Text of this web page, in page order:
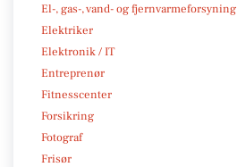
El-, gas-, vand- og fjernvarmeforsyning
Elektriker
Elektronik / IT
Entreprenør
Fitnesscenter
Forsikring
Fotograf
Frisør